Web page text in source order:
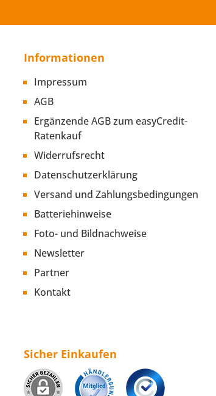
Informationen
Impressum
AGB
Ergänzende AGB zum easyCredit-
Ratenkauf
Widerrufsrecht
Datenschutzerklärung
Versand und Zahlungsbedingungen
Batteriehinweise
Foto- und Bildnachweise
Newsletter
Partner
Kontakt
Sicher Einkaufen